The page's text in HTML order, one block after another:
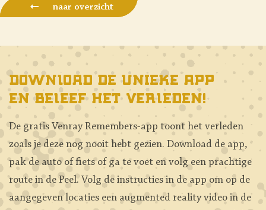
naar overzicht
Download de unieke app
en beleef het verleden!
De gratis Venray Remembers-app toont het verleden
zoals je deze nog nooit hebt gezien. Download de app,
pak de auto of fiets of ga te voet en volg een prachtige
route in de Peel. Volg de instructies in de app om op de
aangegeven locaties een augmented reality video in de